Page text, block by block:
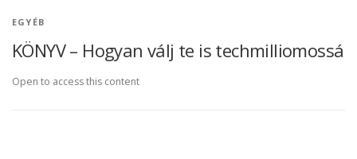
EGYÉB
KÖNYV – Hogyan válj te is techmilliomossá
Open to access this content